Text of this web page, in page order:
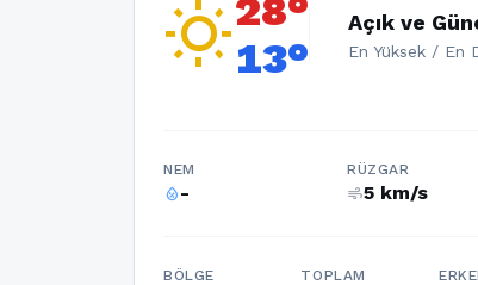
wb_sunny28°
13°
Açık ve
En Yüksek / En
NEM
humidity_percentage-
RÜZGAR
air5 km/s
BÖLGE
TOPLAM